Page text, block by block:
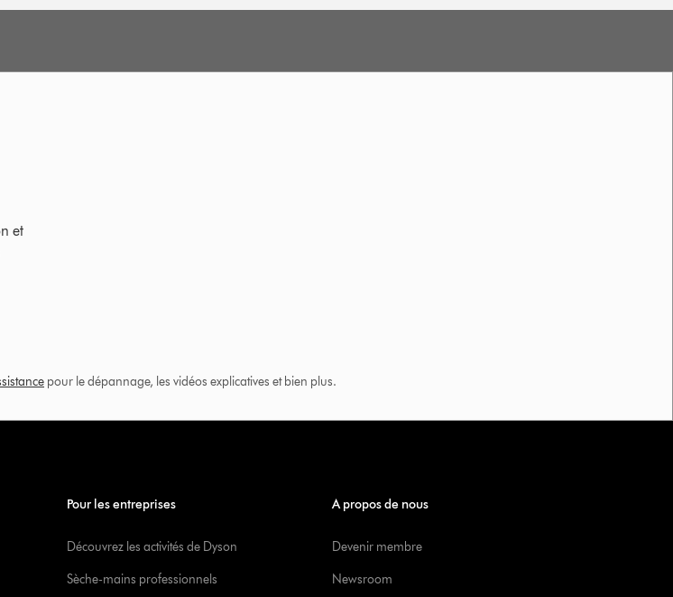
et
pour le dépannage, les vidéos explicatives et bien plus.​
Pour les entreprises
Découvrez les activités de Dyson
Sèche-mains professionnels
A propos de nous
Devenir membre
Newsroom